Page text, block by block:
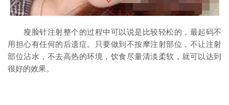
瘦脸针注射整个的过程中可以说是比较轻松的，最起码不
用担心有任何的后遗症。只要做到不按摩注射部位，不让注射
部位沾水，不去高热的环境，饮食尽量清淡柔软，就可以达到
很好的效果。